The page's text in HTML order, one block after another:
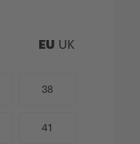
EU UK
38
41